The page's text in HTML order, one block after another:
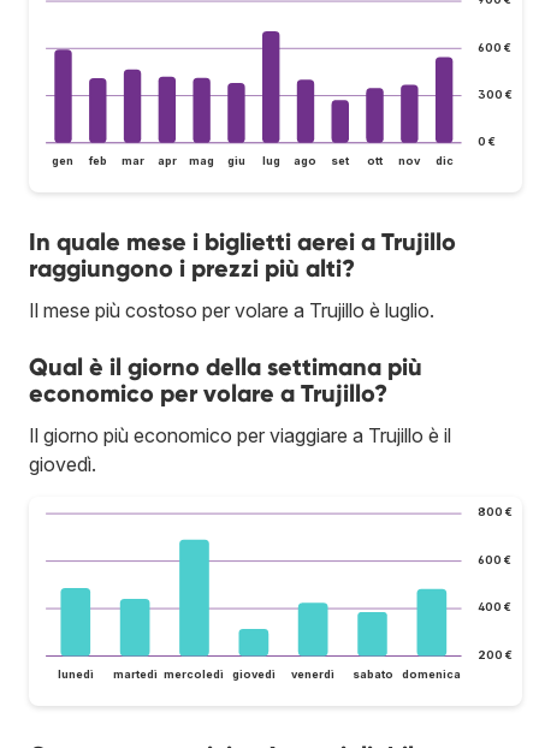
0 €
300 €
600 €
gen feb mar apr mag giu lug ago set ott nov dic
In quale mese i biglietti aerei a Trujillo
raggiungono i prezzi più alti?
Il mese più costoso per volare a Trujillo è luglio.
Qual è il giorno della settimana più
economico per volare a Trujillo?
Il giorno più economico per viaggiare a Trujillo è il
giovedì.
200 €
400 €
600 €
800 €
lunedì martedì mercoledì giovedì venerdì sabato domenica